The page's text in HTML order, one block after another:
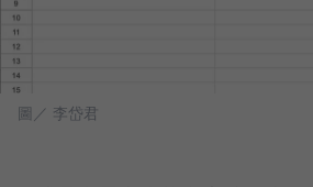
圖／ 李岱君